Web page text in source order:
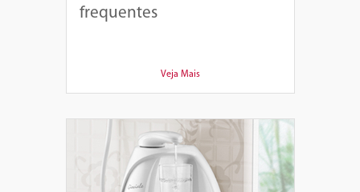
frequentes
Veja Mais